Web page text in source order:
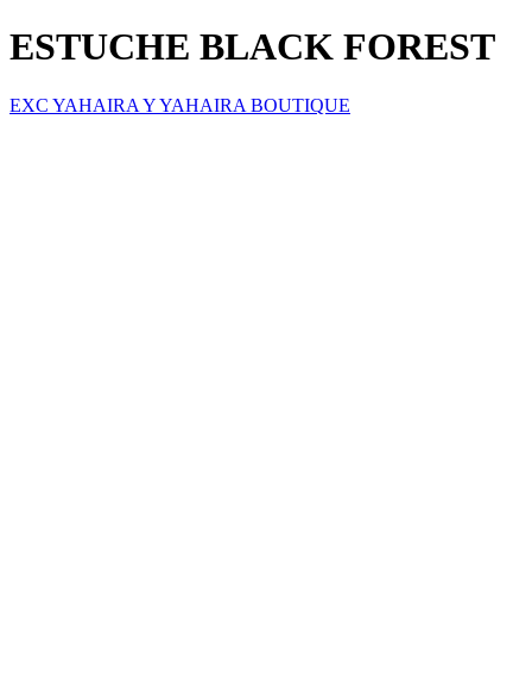
ESTUCHE BLACK FOREST
EXC YAHAIRA Y YAHAIRA BOUTIQUE